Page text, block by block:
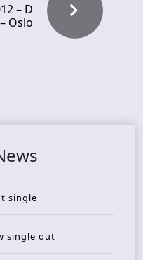
– D
Oslo
single
single out